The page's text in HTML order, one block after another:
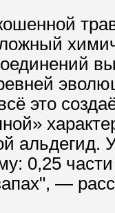
это
альдегид.
0,25
—